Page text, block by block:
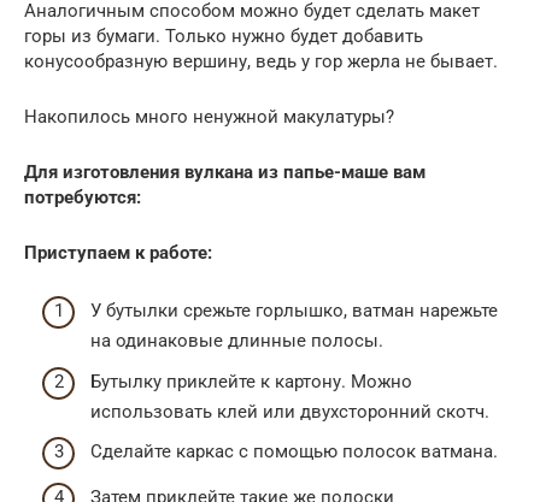
Аналогичным способом можно будет сделать макет
горы из бумаги. Только нужно будет добавить
конусообразную вершину, ведь у гор жерла не бывает.
Накопилось много ненужной макулатуры?
Для изготовления вулкана из папье-маше вам
потребуются:
Приступаем к работе:
У бутылки срежьте горлышко, ватман нарежьте
на одинаковые длинные полосы.
Бутылку приклейте к картону. Можно
использовать клей или двухсторонний скотч.
Сделайте каркас с помощью полосок ватмана.
Затем приклейте такие же полоски